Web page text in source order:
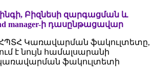
Բիզնեսի զարգացման և
manager-ի դասընթացավար
ՀՊՏՀ Կառավարման ֆակուլտետը,
է նույն համալսարանի
ֆակուլտետի